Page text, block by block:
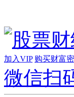
加入VIP 购买财富
微信扫